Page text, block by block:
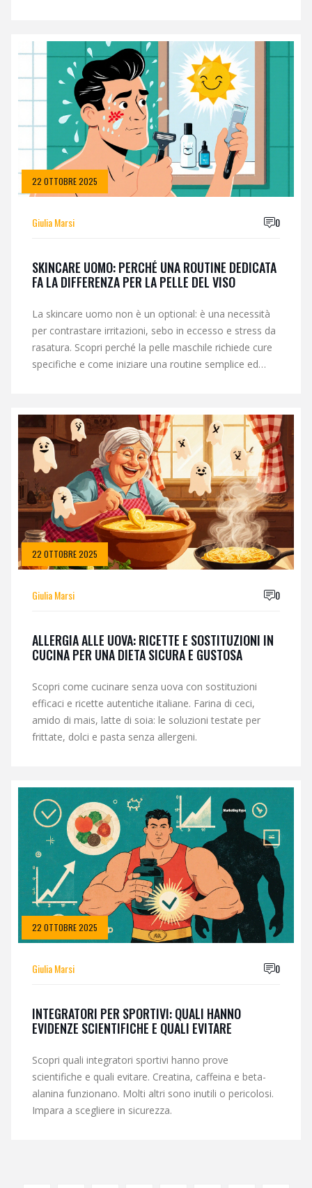
22 OTTOBRE 2025
Giulia Marsi 0
SKINCARE UOMO: PERCHÉ UNA ROUTINE DEDICATA
FA LA DIFFERENZA PER LA PELLE DEL VISO
La skincare uomo non è un optional: è una necessità
per contrastare irritazioni, sebo in eccesso e stress da
rasatura. Scopri perché la pelle maschile richiede cure
specifiche e come iniziare una routine semplice ed
22 OTTOBRE 2025
Giulia Marsi 0
ALLERGIA ALLE UOVA: RICETTE E SOSTITUZIONI IN
CUCINA PER UNA DIETA SICURA E GUSTOSA
Scopri come cucinare senza uova con sostituzioni
efficaci e ricette autentiche italiane. Farina di ceci,
amido di mais, latte di soia: le soluzioni testate per
frittate, dolci e pasta senza allergeni.
22 OTTOBRE 2025
Giulia Marsi 0
INTEGRATORI PER SPORTIVI: QUALI HANNO
EVIDENZE SCIENTIFICHE E QUALI EVITARE
Scopri quali integratori sportivi hanno prove
scientifiche e quali evitare. Creatina, caffeina e beta-
alanina funzionano. Molti altri sono inutili o pericolosi.
Impara a scegliere in sicurezza.